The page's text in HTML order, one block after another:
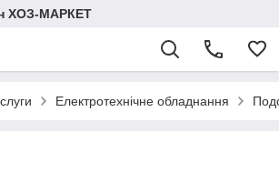
ХОЗ-МАРКЕТ
Електротехнічне обладнання